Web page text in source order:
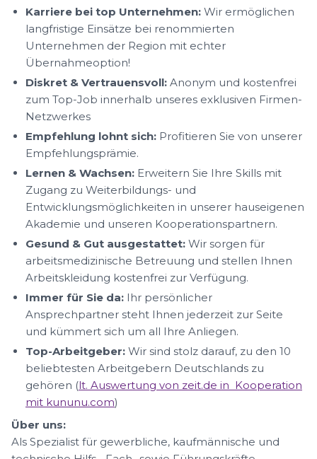
Karriere bei top Unternehmen: Wir ermöglichen
langfristige Einsätze bei renommierten
Unternehmen der Region mit echter
Übernahmeoption!
Diskret & Vertrauensvoll: Anonym und kostenfrei
zum Top-Job innerhalb unseres exklusiven Firmen-
Netzwerkes
Empfehlung lohnt sich: Profitieren Sie von unserer
Empfehlungsprämie.
Lernen & Wachsen: Erweitern Sie Ihre Skills mit
Zugang zu Weiterbildungs- und
Entwicklungsmöglichkeiten in unserer hauseigenen
Akademie und unseren Kooperationspartnern.
Gesund & Gut ausgestattet: Wir sorgen für
arbeitsmedizinische Betreuung und stellen Ihnen
Arbeitskleidung kostenfrei zur Verfügung.
Immer für Sie da: Ihr persönlicher
Ansprechpartner steht Ihnen jederzeit zur Seite
und kümmert sich um all Ihre Anliegen.
Top-Arbeitgeber: Wir sind stolz darauf, zu den 10
beliebtesten Arbeitgebern Deutschlands zu
gehören (lt. Auswertung von zeit.de in Kooperation
mit kununu.com)
Über uns:
Als Spezialist für gewerbliche, kaufmännische und